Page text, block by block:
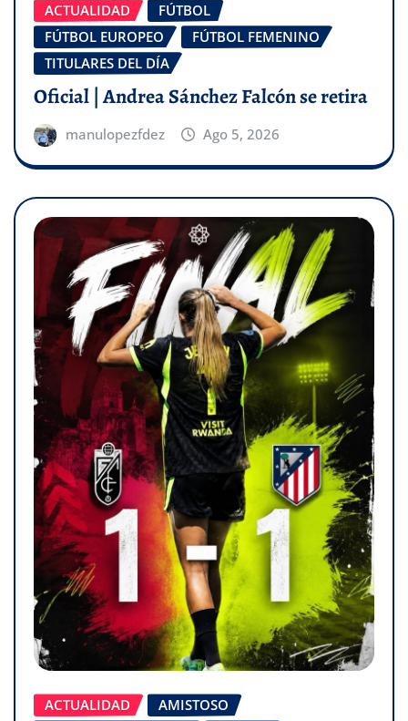
ACTUALIDAD
FÚTBOL
FÚTBOL EUROPEO
FÚTBOL FEMENINO
TITULARES DEL DÍA
Oficial | Andrea Sánchez Falcón se retira
manulopezfdez Ago 5, 2026
ACTUALIDAD
AMISTOSO